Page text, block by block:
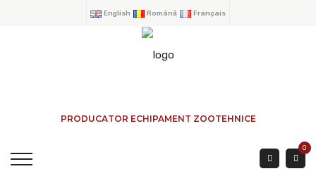
English Română Français
PRODUCATOR ECHIPAMENT ZOOTEHNICE
0